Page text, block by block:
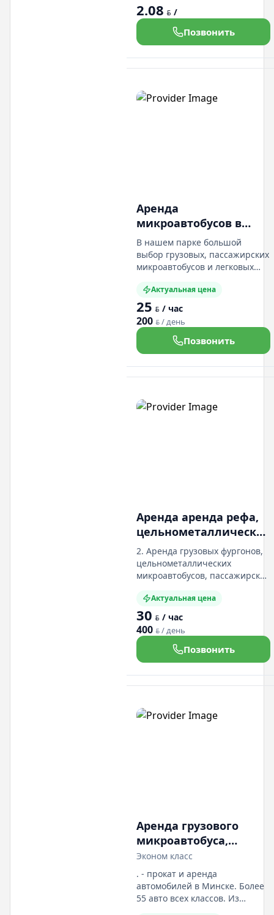
авто и грузовые
микроавтобусы.
Демократичные цены. Есть
доста а. Мы находимся в
Дражне по ул.Солтыса 54
пом.2Н
2.08 BYN /
Позвонить
Аренда
микроавтобусов в
Минске
В нашем парке большой
выбор грузовых, пассажирских
микроавтобусов и легковых
грузовой или пассажирский
микроавтобус (разных
размеров и вместимостью)
если вам нужен легковой авто,
у нас есть легковые авто
которые подойдут именно вам.
Все авто у нас подходят под
категорию "В". У
Актуальная цена
25 BYN / час
200 BYN / день
Позвонить
Аренда аренда рефа,
цельнометаллических
микроавтобусов,
грузовых фургонов,
грузовых
микроавтобусов,
рефрежираторов,
изотермических
фургонов
2. Аренда грузовых фургонов,
цельнометаллических
микроавтобусов, пассажирских
автомобилей и внедорожников
"У Ивановича" легко и просто.
Обслуженные авто, гарантия
выгодных цен,
индивидуальный подход,
большой выбор авто
Актуальная цена
30 BYN / час
400 BYN / день
Позвонить
Аренда грузового
микроавтобуса,
грузового авто
категории B
Эконом класс
. - прокат и аренда
автомобилей в Минске. Более
55 авто всех классов. Из